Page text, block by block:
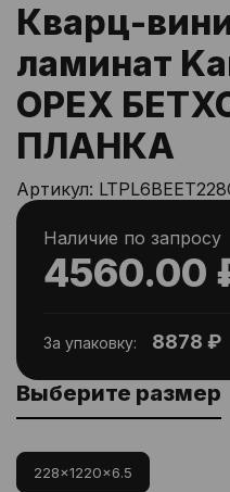
Кварц-
ламинат
ОРЕХ
ПЛАНКА
Артикул:
4560.00
Наличие по запросу
За упаковку: 8878 ₽
Выберите размер
228x1220x6.5